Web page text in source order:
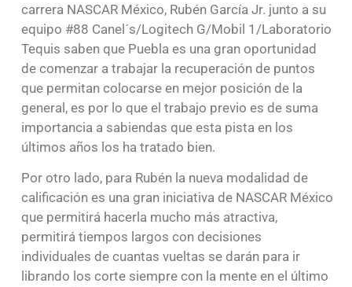
carrera NASCAR México, Rubén García Jr. junto a su
equipo #88 Canel´s/Logitech G/Mobil 1/Laboratorio
Tequis saben que Puebla es una gran oportunidad
de comenzar a trabajar la recuperación de puntos
que permitan colocarse en mejor posición de la
general, es por lo que el trabajo previo es de suma
importancia a sabiendas que esta pista en los
últimos años los ha tratado bien.
Por otro lado, para Rubén la nueva modalidad de
calificación es una gran iniciativa de NASCAR México
que permitirá hacerla mucho más atractiva,
permitirá tiempos largos con decisiones
individuales de cuantas vueltas se darán para ir
librando los corte siempre con la mente en el último